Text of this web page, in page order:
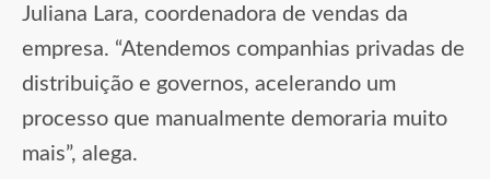
Juliana Lara, coordenadora de vendas da
empresa. “Atendemos companhias privadas de
distribuição e governos, acelerando um
processo que manualmente demoraria muito
mais”, alega.